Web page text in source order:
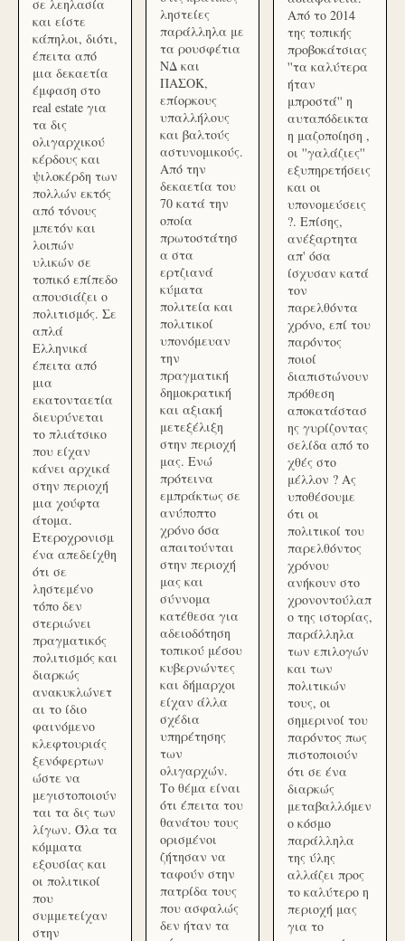
σε λεηλασία
και είστε
κάπηλοι, διότι,
έπειτα από
μια δεκαετία
έμφαση στο
real estate για
τα δις
ολιγαρχικού
κέρδους και
ψιλοκέρδη των
πολλών εκτός
από τόνους
μπετόν και
λοιπών
υλικών σε
τοπικό επίπεδο
απουσιάζει ο
πολιτισμός. Σε
απλά
Ελληνικά
έπειτα από
μια
εκατονταετία
διευρύνεται
το πλιάτσικο
που είχαν
κάνει αρχικά
στην περιοχή
μια χούφτα
άτομα.
Ετεροχρονισμ
ένα απεδείχθη
ότι σε
ληστεμένο
τόπο δεν
στεριώνει
πραγματικός
πολιτισμός και
διαρκώς
ανακυκλώνετ
αι το ίδιο
φαινόμενο
κλεφτουριάς
ξενόφερτων
ώστε να
μεγιστοποιούν
ται τα δις των
λίγων. Όλα τα
κόμματα
εξουσίας και
οι πολιτικοί
που
συμμετείχαν
στην
ληστείες
παράλληλα με
τα ρουσφέτια
ΝΔ και
ΠΑΣΟΚ,
επίορκους
υπαλλήλους
και βαλτούς
αστυνομικούς.
Από την
δεκαετία του
70 κατά την
οποία
πρωτοστάτησ
α στα
ερτζιανά
κύματα
πολιτεία και
πολιτικοί
υπονόμευαν
την
πραγματική
δημοκρατική
και αξιακή
μετεξέλιξη
στην περιοχή
μας. Ενώ
πρότεινα
εμπράκτως σε
ανύποπτο
χρόνο όσα
απαιτούνται
στην περιοχή
μας και
σύννομα
κατέθεσα για
αδειοδότηση
τοπικού μέσου
κυβερνώντες
και δήμαρχοι
είχαν άλλα
σχέδια
υπηρέτησης
των
ολιγαρχών.
Το θέμα είναι
ότι έπειτα του
θανάτου τους
ορισμένοι
ζήτησαν να
ταφούν στην
πατρίδα τους
που ασφαλώς
δεν ήταν τα
Από το 2014
της τοπικής
προβοκάτσιας
''τα καλύτερα
ήταν
μπροστά'' η
αυταπόδεικτα
η μαζοποίηση ,
οι ''γαλάζιες''
εξυπηρετήσεις
και οι
υπονομεύσεις
?. Επίσης,
ανέξαρτητα
απ' όσα
ίσχυσαν κατά
τον
παρελθόντα
χρόνο, επί του
παρόντος
ποιοί
διαπιστώνουν
πρόθεση
αποκατάστασ
ης γυρίζοντας
σελίδα από το
χθές στο
μέλλον ? Ας
υποθέσουμε
ότι οι
πολιτικοί του
παρελθόντος
χρόνου
ανήκουν στο
χρονοντούλαπ
ο της ιστορίας,
παράλληλα
των επιλογών
και των
πολιτικών
τους, οι
σημερινοί του
παρόντος πως
πιστοποιούν
ότι σε ένα
διαρκώς
μεταβαλλόμεν
ο κόσμο
παράλληλα
της ύλης
αλλάζει προς
το καλύτερο η
περιοχή μας
για το